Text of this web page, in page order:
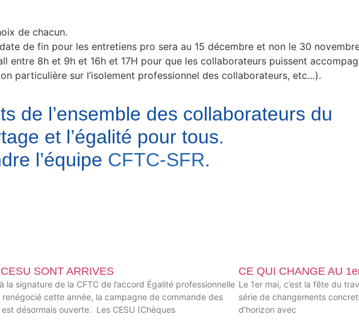
de chacun.
de fin pour les entretiens pro sera au 15 décembre et non le 30
entre 8h et 9h et 16h et 17H pour que les collaborateurs puissent
particulière sur l’isolement professionnel des collaborateurs, etc…).
de l’ensemble des collaborateurs du
et l’égalité pour tous.
l’équipe CFTC-SFR.
SONT ARRIVES
la signature de la CFTC de l’accord Égalité professionnelle
renégocié cette année, la campagne de commande des
est désormais ouverte. Les CESU (Chèques
CE QUI CHANGE AU
Le 1er mai, c’est la fête du
série de changements
d’horizon avec